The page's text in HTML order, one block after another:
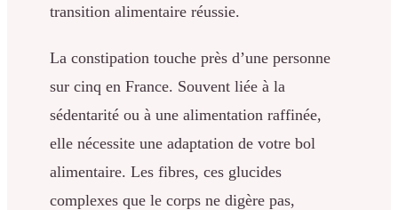
transition alimentaire réussie.
La constipation touche près d’une personne
sur cinq en France. Souvent liée à la
sédentarité ou à une alimentation raffinée,
elle nécessite une adaptation de votre bol
alimentaire. Les fibres, ces glucides
complexes que le corps ne digère pas,